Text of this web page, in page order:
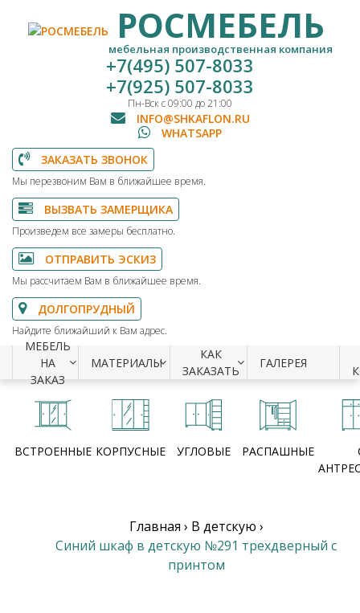
РОСМЕБЕЛЬ
мебельная производственная компания
+7(495) 507-8033
+7(925) 507-8033
Пн-Вск с 09:00 до 21:00
INFO@SHKAFLON.RU
WHATSAPP
ЗАКАЗАТЬ ЗВОНОК
Мы перезвоним Вам в ближайшее время.
ВЫЗВАТЬ ЗАМЕРЩИКА
Произведем все замеры бесплатно.
ОТПРАВИТЬ ЭСКИЗ
Мы рассчитаем Вам в ближайшее время.
ДОЛГОПРУДНЫЙ
Найдите ближайший к Вам адрес.
МЕБЕЛЬ
НА
ЗАКАЗ
МАТЕРИАЛЫ
КАК
ЗАКАЗАТЬ
ГАЛЕРЕЯ
ВСТРОЕННЫЕ КОРПУСНЫЕ УГЛОВЫЕ РАСПАШНЫЕ
Главная › В детскую ›
Синий шкаф в детскую №291 трехдверный с
принтом